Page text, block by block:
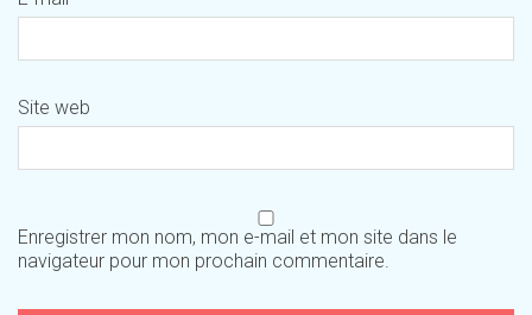
Site web
Enregistrer mon nom, mon e-mail et mon site dans le
navigateur pour mon prochain commentaire.